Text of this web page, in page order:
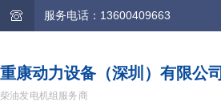
服务电话：13600409663
重康动力设备（深圳）有限公司
柴油发电机组服务商